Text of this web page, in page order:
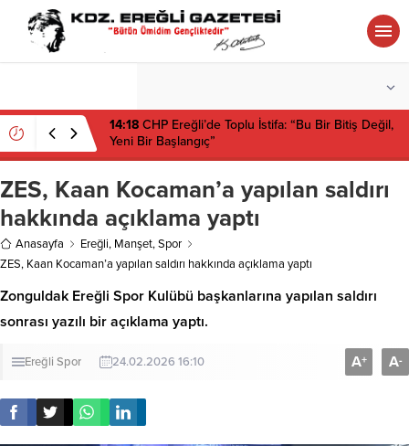
14:18 CHP Ereğli’de Toplu İstifa: “Bu Bir Bitiş Değil,
Yeni Bir Başlangıç”
ZES, Kaan Kocaman’a yapılan saldırı
hakkında açıklama yaptı
Anasayfa Ereğli, Manşet,Spor
ZES, Kaan Kocaman’a yapılan saldırı hakkında açıklama yaptı
Zonguldak Ereğli Spor Kulübü başkanlarına yapılan saldırı
sonrası yazılı bir açıklama yaptı.
Ereğli Spor 24.02.2026 16:10 A+ A-